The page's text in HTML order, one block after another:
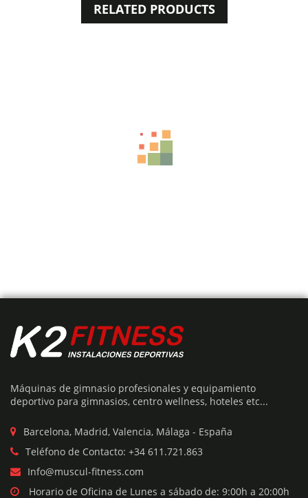
RELATED PRODUCTS
MANERAL AGARRE TRÍCEPS Y BÍCEPS
€19El
precio
era:
€19.
€17
El
precio
es:
€17.
Máquinas de gimnasio profesionales y equipamiento
deportivo para gimnasios, centro wellness, hoteles etc...
Barcelona, Madrid, Valencia, Málaga - España
Teléfono de Contacto: +34 611.721.863
Info@muscul-fitness.com
Horario de Oficina de Lunes a sábado de: 9:00h a 20:00h